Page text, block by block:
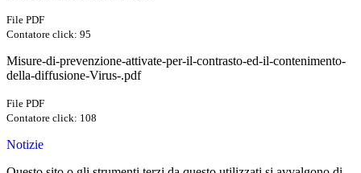
File PDF
Contatore click: 95
Misure-di-prevenzione-attivate-per-il-contrasto-ed-il-contenimento-
della-diffusione-Virus-.pdf
File PDF
Contatore click: 108
Notizie